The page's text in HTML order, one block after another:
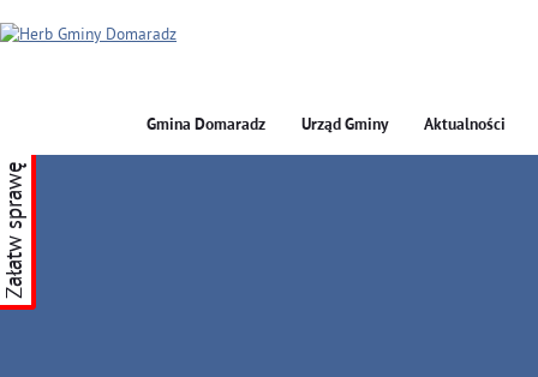
GMINA DOMARADZ
Gmina Domaradz Urząd Gminy Aktualności
Załatw sprawę